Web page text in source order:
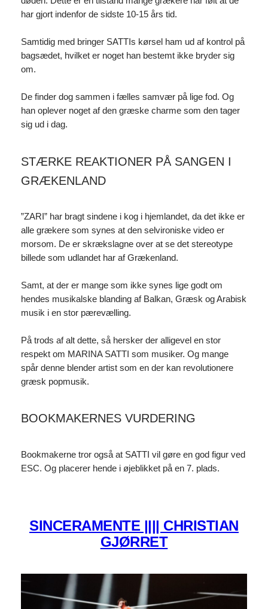
har gjort indenfor de sidste 10-15 års tid.
Samtidig med bringer SATTIs kørsel ham ud af kontrol på
bagsædet, hvilket er noget han bestemt ikke bryder sig
om.
De finder dog sammen i fælles samvær på lige fod. Og
han oplever noget af den græske charme som den tager
sig ud i dag.
STÆRKE REAKTIONER PÅ SANGEN I
GRÆKENLAND
”ZARI” har bragt sindene i kog i hjemlandet, da det ikke er
alle grækere som synes at den selvironiske video er
morsom. De er skrækslagne over at se det stereotype
billede som udlandet har af Grækenland.
Samt, at der er mange som ikke synes lige godt om
hendes musikalske blanding af Balkan, Græsk og Arabisk
musik i en stor pærevælling.
På trods af alt dette, så hersker der alligevel en stor
respekt om MARINA SATTI som musiker. Og mange
spår denne blender artist som en der kan revolutionere
græsk popmusik.
BOOKMAKERNES VURDERING
Bookmakerne tror også at SATTI vil gøre en god figur ved
ESC. Og placerer hende i øjeblikket på en 7. plads.
SINCERAMENTE |||| CHRISTIAN
GJØRRET